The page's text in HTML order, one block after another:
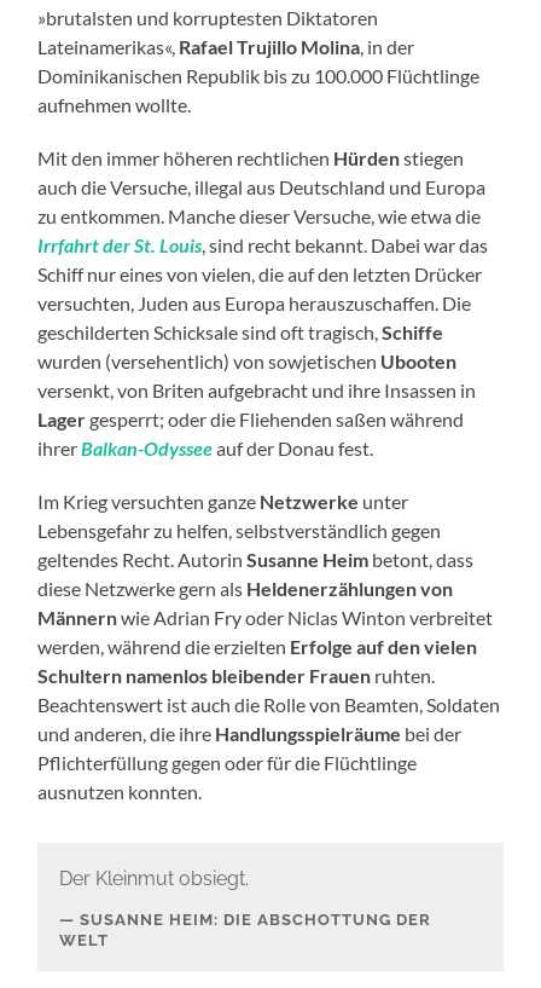
»brutalsten und korruptesten Diktatoren
Lateinamerikas«, Rafael Trujillo Molina, in der
Dominikanischen Republik bis zu 100.000 Flüchtlinge
aufnehmen wollte.
Mit den immer höheren rechtlichen Hürdenstiegen
auch die Versuche, illegal aus Deutschland und Europa
zu entkommen. Manche dieser Versuche, wie etwa die
Irrfahrt der St. Louis, sind recht bekannt. Dabei war das
Schiff nur eines von vielen, die auf den letzten Drücker
versuchten, Juden aus Europa herauszuschaffen. Die
geschilderten Schicksale sind oft tragisch,Schiffe
wurden (versehentlich) von sowjetischen Ubooten
versenkt, von Briten aufgebracht und ihre Insassen in
Lagergesperrt; oder die Fliehenden saßen während
ihrerBalkan-Odysseeauf der Donau fest.
Im Krieg versuchten ganze Netzwerke unter
Lebensgefahr zu helfen, selbstverständlich gegen
geltendes Recht. AutorinSusanne Heim betont, dass
diese Netzwerke gern als Heldenerzählungen von
Männernwie Adrian Fry oder Niclas Winton verbreitet
werden, während die erzielten Erfolge auf den vielen
Schultern namenlos bleibender Frauen ruhten.
Beachtenswert ist auch die Rolle von Beamten, Soldaten
und anderen, die ihre Handlungsspielräume bei der
Pflichterfüllung gegen oder für die Flüchtlinge
ausnutzen konnten.
Der Kleinmut obsiegt.
SUSANNE HEIM: DIE ABSCHOTTUNG DER
WELT